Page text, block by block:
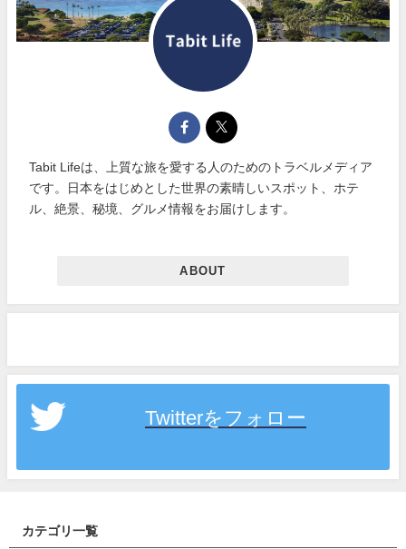
Tabit Lifeは、上質な旅を愛する人のためのトラベルメディア
です。日本をはじめとした世界の素晴しいスポット、ホテ
ル、絶景、秘境、グルメ情報をお届けします。
ABOUT
Twitterをフォロー
カテゴリ一覧